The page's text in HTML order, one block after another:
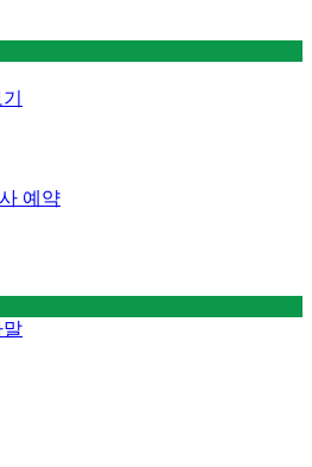
예약
말